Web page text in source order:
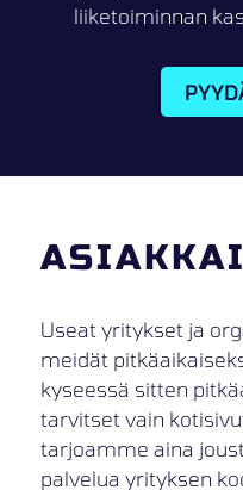
liiketoiminnan
Useat yritykset ja
meidät
kyseessä sitten
tarvitset vain
tarjoamme aina
palvelua yrityksen